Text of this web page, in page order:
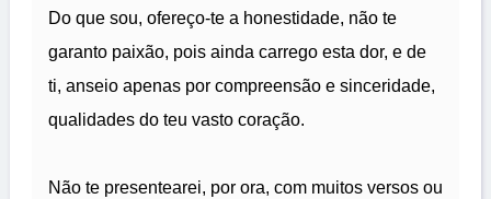
Do que sou, ofereço-te a honestidade, não te
garanto paixão, pois ainda carrego esta dor, e de
ti, anseio apenas por compreensão e sinceridade,
qualidades do teu vasto coração.
Não te presentearei, por ora, com muitos versos ou